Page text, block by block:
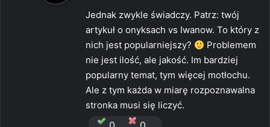
z
e
:
Jednak zwykle świadczy. Patrz: twój
artykuł o onyksach vs Iwanow. To który z
nich jest popularniejszy?
Problemem
nie jest ilość, ale jakość. Im bardziej
popularny temat, tym więcej motłochu.
Ale z tym każda w miarę rozpoznawalna
stronka musi się liczyć.